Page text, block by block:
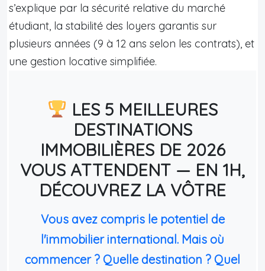
s’explique par la sécurité relative du marché
étudiant, la stabilité des loyers garantis sur
plusieurs années (9 à 12 ans selon les contrats), et
une gestion locative simplifiée.
LES 5 MEILLEURES
DESTINATIONS
IMMOBILIÈRES DE 2026
VOUS ATTENDENT — EN 1H,
DÉCOUVREZ LA VÔTRE
Vous avez compris le potentiel de
l'immobilier international. Mais où
commencer ? Quelle destination ? Quel